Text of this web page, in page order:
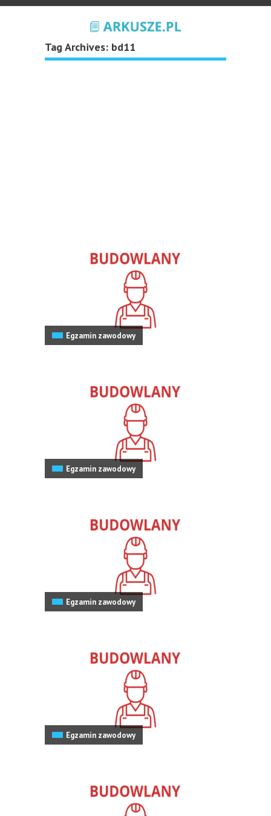
Tag Archives: bd11
Egzamin zawodowy
Egzamin zawodowy
Egzamin zawodowy
Egzamin zawodowy